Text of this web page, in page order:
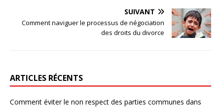
SUIVANT
Comment naviguer le processus de négociation
des droits du divorce
ARTICLES RÉCENTS
Comment éviter le non respect des parties communes dans